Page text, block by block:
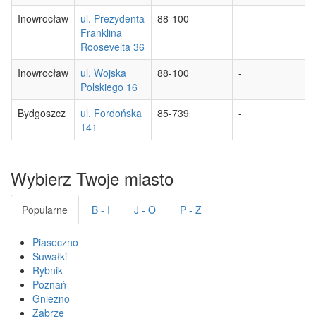
Inowrocław
ul. Prezydenta
Franklina
Roosevelta 36
88-100 -
Inowrocław
ul. Wojska
Polskiego 16
88-100 -
Bydgoszcz
ul. Fordońska
141
85-739 -
Wybierz Twoje miasto
Popularne B - I J - O P - Z
Piaseczno
Suwałki
Rybnik
Poznań
Gniezno
Zabrze